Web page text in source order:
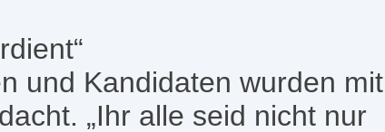
und Kandidaten wurden mit
„Ihr alle seid nicht nur